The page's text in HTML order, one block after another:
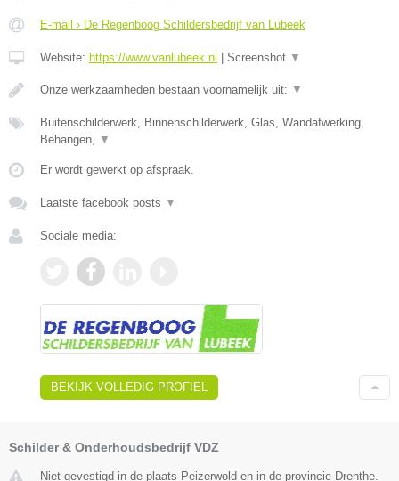
E-mail › De Regenboog Schildersbedrijf van Lubeek
Website: https://www.vanlubeek.nl Screenshot ▼
Onze werkzaamheden bestaan voornamelijk uit: ▼
Buitenschilderwerk, Binnenschilderwerk, Glas, Wandafwerking,
Behangen, ▼
Er wordt gewerkt op afspraak.
Laatste facebook posts ▼
Sociale media:
BEKIJK VOLLEDIG PROFIEL
Schilder & Onderhoudsbedrijf VDZ
Niet gevestigd in de plaats Peizerwold en in de provincie Drenthe.